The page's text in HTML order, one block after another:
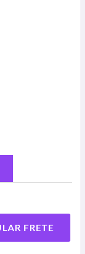
FRETE